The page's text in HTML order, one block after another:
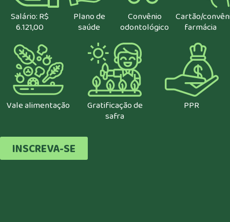
Salário: R$
6.121,00
Plano de
saúde
Convênio
odontológico
Cartão/
farmácia
Vale alimentação
Gratificação de
safra
PPR
INSCREVA-SE